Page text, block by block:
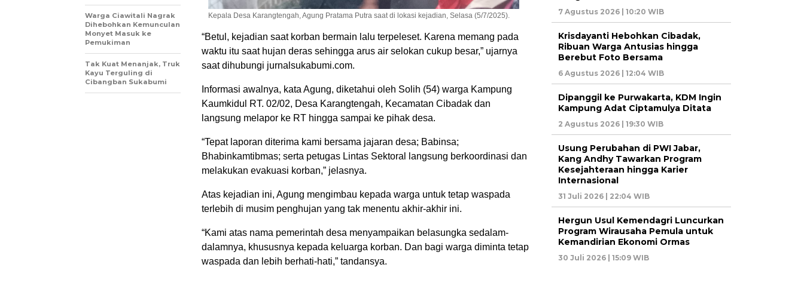
Kepala Desa Karangtengah, Agung Pratama Putra saat di lokasi kejadian, Selasa (5/7/2025).
“Betul, kejadian saat korban bermain lalu terpeleset. Karena memang pada
waktu itu saat hujan deras sehingga arus air selokan cukup besar,” ujarnya
saat dihubungi jurnalsukabumi.com.
Informasi awalnya, kata Agung, diketahui oleh Solih (54) warga Kampung
Kaumkidul RT. 02/02, Desa Karangtengah, Kecamatan Cibadak dan
langsung melapor ke RT hingga sampai ke pihak desa.
“Tepat laporan diterima kami bersama jajaran desa; Babinsa;
Bhabinkamtibmas; serta petugas Lintas Sektoral langsung berkoordinasi dan
melakukan evakuasi korban,” jelasnya.
Atas kejadian ini, Agung mengimbau kepada warga untuk tetap waspada
terlebih di musim penghujan yang tak menentu akhir-akhir ini.
“Kami atas nama pemerintah desa menyampaikan belasungka sedalam-
dalamnya, khususnya kepada keluarga korban. Dan bagi warga diminta tetap
waspada dan lebih berhati-hati,” tandansya.
Warga Ciawitali Nagrak
Dihebohkan Kemunculan
Monyet Masuk ke
Pemukiman
Tak Kuat Menanjak, Truk
Kayu Terguling di
Cibangban Sukabumi
7 Agustus 2026 | 10:20 WIB
Krisdayanti Hebohkan Cibadak,
Ribuan Warga Antusias hingga
Berebut Foto Bersama
6 Agustus 2026 | 12:04 WIB
Dipanggil ke Purwakarta, KDM Ingin
Kampung Adat Ciptamulya Ditata
2 Agustus 2026 | 19:30 WIB
Usung Perubahan di PWI Jabar,
Kang Andhy Tawarkan Program
Kesejahteraan hingga Karier
Internasional
31 Juli 2026 | 22:04 WIB
Hergun Usul Kemendagri Luncurkan
Program Wirausaha Pemula untuk
Kemandirian Ekonomi Ormas
30 Juli 2026 | 15:09 WIB